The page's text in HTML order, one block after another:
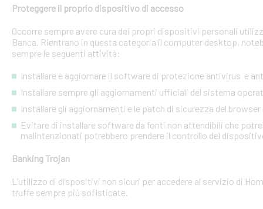
Proteggere il proprio dispositivo di accesso
Occorre sempre avere cura dei propri dispositivi personali
Banca. Rientrano in questa categoria il computer desktop,
sempre le seguenti attività:
Installare e aggiornare il software di protezione antivirus e
Installare sempre gli aggiornamenti ufficiali del sistema
Installare gli aggiornamenti e le patch di sicurezza del
Evitare di installare software da fonti non attendibili che
malintenzionati potrebbero prendere il controllo del
Banking Trojan
L’utilizzo di dispositivi non sicuri per accedere al servizio di
truffe sempre più sofisticate.